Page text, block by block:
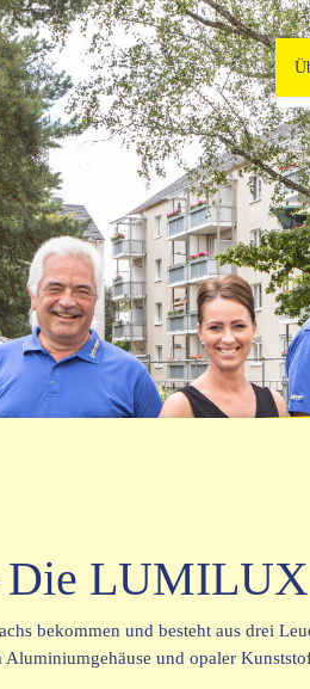
bekommen und besteht aus drei
und opaler